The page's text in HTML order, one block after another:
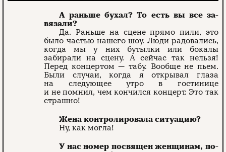
А раньше бухал? То есть вы все за­
вязали?
Да. Раньше на сцене прямо пили, это
было частью нашего шоу. Люди радовались,
когда мы у них бутылки или бокалы
забирали на сцену. А сейчас так нельзя!
Перед концертом — табу. Вообще не пьем.
Были случаи, когда я открывал глаза
на следующее утро в гостинице
и не помнил, чем кончился концерт. Это так
страшно!
Жена контролировала ситуацию?
Ну, как могла!
У нас номер посвящен женщинам, по­